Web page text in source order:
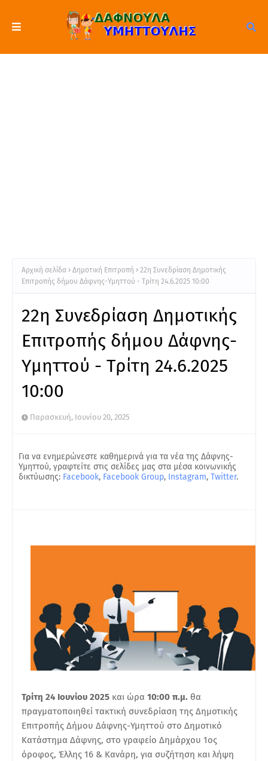
Αρχική σελίδα Δημοτική Επιτροπή
22η Συνεδρίαση Δημοτικής
Επιτροπής δήμου Δάφνης-Υμηττού - Τρίτη 24.6.2025 10:00
22η Συνεδρίαση Δημοτικής
Επιτροπής δήμου Δάφνης-
Υμηττού - Τρίτη 24.6.2025
10:00
Παρασκευή, Ιουνίου 20, 2025
Για να ενημερώνεστε καθημερινά για τα νέα της Δάφνης-
Υμηττού, γραφτείτε στις σελίδες μας στα μέσα κοινωνικής
δικτύωσης: Facebook, Facebook Group, Instagram, Twitter.
Τρίτη 24 Ιουνίου 2025 και ώρα 10:00 π.μ. θα
πραγματοποιηθεί τακτική συνεδρίαση της Δημοτικής
Επιτροπής Δήμου Δάφνης-Υμηττού στο Δημοτικό
Κατάστημα Δάφνης, στο γραφείο Δημάρχου 1ος
όροφος, Έλλης 16 & Κανάρη, για συζήτηση και λήψη